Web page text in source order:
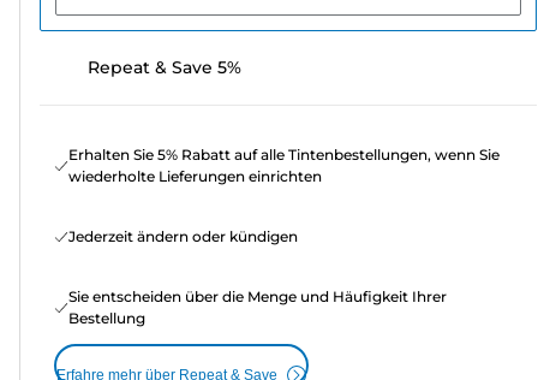
Repeat & Save 5%
Erhalten Sie 5% Rabatt auf alle Tintenbestellungen, wenn Sie
wiederholte Lieferungen einrichten
Jederzeit ändern oder kündigen
Sie entscheiden über die Menge und Häufigkeit Ihrer
Bestellung
Erfahre mehr über Repeat & Save